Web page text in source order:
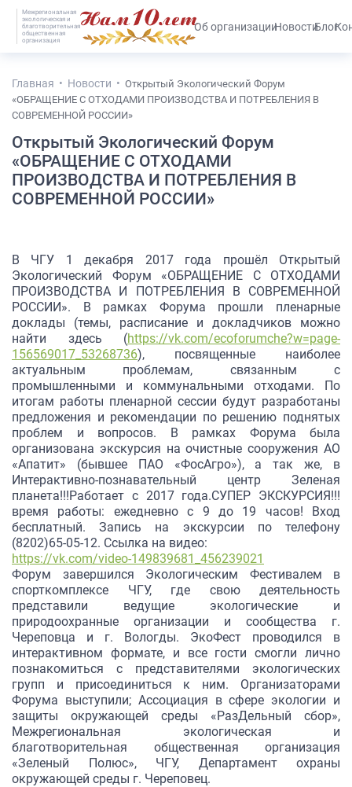
Межрегиональная
экологическая и
благотворительная
общественная
организация
#25536 (без названия)Об организацииНовостиБлог
Главная Новости
Открытый Экологический Форум
«ОБРАЩЕНИЕ С ОТХОДАМИ ПРОИЗВОДСТВА И ПОТРЕБЛЕНИЯ В
СОВРЕМЕННОЙ РОССИИ»
Открытый Экологический Форум
«ОБРАЩЕНИЕ С ОТХОДАМИ
ПРОИЗВОДСТВА И ПОТРЕБЛЕНИЯ В
СОВРЕМЕННОЙ РОССИИ»
В ЧГУ 1 декабря 2017 года прошёл Открытый
Экологический Форум «ОБРАЩЕНИЕ С ОТХОДАМИ
ПРОИЗВОДСТВА И ПОТРЕБЛЕНИЯ В СОВРЕМЕННОЙ
РОССИИ». В рамках Форума прошли пленарные
доклады (темы, расписание и докладчиков можно
найти здесь (https://vk.com/ecoforumche?w=page-
156569017_53268736), посвященные наиболее
актуальным проблемам, связанным с
промышленными и коммунальными отходами. По
итогам работы пленарной сессии будут разработаны
предложения и рекомендации по решению поднятых
проблем и вопросов. В рамках Форума была
организована экскурсия на очистные сооружения АО
«Апатит» (бывшее ПАО «ФосАгро»), а так же, в
Интерактивно-познавательный центр Зеленая
планета!!!Работает с 2017 года.СУПЕР ЭКСКУРСИЯ!!!
время работы: ежедневно с 9 до 19 часов! Вход
бесплатный. Запись на экскурсии по телефону
(8202)65-05-12. Ссылка на видео:
https://vk.com/video-149839681_456239021
Форум завершился Экологическим Фестивалем в
спорткомплексе ЧГУ, где свою деятельность
представили ведущие экологические и
природоохранные организации и сообщества г.
Череповца и г. Вологды. ЭкоФест проводился в
интерактивном формате, и все гости смогли лично
познакомиться с представителями экологических
групп и присоединиться к ним. Организаторами
Форума выступили; Ассоциация в сфере экологии и
защиты окружающей среды «РазДельный сбор»,
Межрегиональная экологическая и
благотворительная общественная организация
«Зеленый Полюс», ЧГУ, Департамент охраны
окружающей среды г. Череповец.